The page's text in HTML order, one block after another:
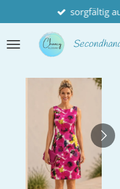
Hauptinhalt
springen
sorgfältig